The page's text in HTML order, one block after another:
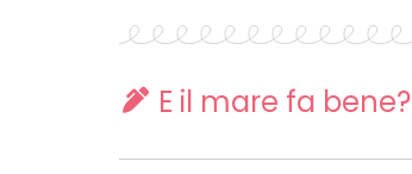
E il mare fa bene?